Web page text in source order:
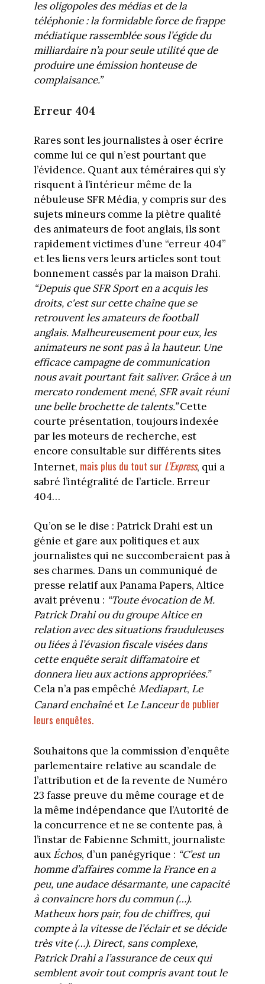
les oligopoles des médias et de la
téléphonie : la formidable force de frappe
médiatique rassemblée sous l’égide du
milliardaire n’a pour seule utilité que de
produire une émission honteuse de
complaisance.”
Erreur 404
Rares sont les journalistes à oser écrire
comme lui ce qui n’est pourtant que
l’évidence. Quant aux téméraires qui s’y
risquent à l’intérieur même de la
nébuleuse SFR Média, y compris sur des
sujets mineurs comme la piètre qualité
des animateurs de foot anglais, ils sont
rapidement victimes d’une “erreur 404”
et les liens vers leurs articles sont tout
bonnement cassés par la maison Drahi.
“Depuis que SFR Sport en a acquis les
droits, c'est sur cette chaîne que se
retrouvent les amateurs de football
anglais. Malheureusement pour eux, les
animateurs ne sont pas à la hauteur. Une
efficace campagne de communication
nous avait pourtant fait saliver. Grâce à un
mercato rondement mené, SFR avait réuni
une belle brochette de talents.”Cette
courte présentation, toujours indexée
par les moteurs de recherche, est
encore consultable sur différents sites
Internet, mais plus du tout sur L’Express, qui a
sabré l’intégralité de l’article. Erreur
404…
Qu’on se le dise : Patrick Drahi est un
génie et gare aux politiques et aux
journalistes qui ne succomberaient pas à
ses charmes. Dans un communiqué de
presse relatif aux Panama Papers, Altice
avait prévenu : “Toute évocation de M.
Patrick Drahi ou du groupe Altice en
relation avec des situations frauduleuses
ou liées à l’évasion fiscale visées dans
cette enquête serait diffamatoire et
donnera lieu aux actions appropriées.”
Cela n’a pas empêché Mediapart, Le
Canard enchaînéet Le Lanceur de publier
leurs enquêtes.
Souhaitons que la commission d’enquête
parlementaire relative au scandale de
l’attribution et de la revente de Numéro
23 fasse preuve du même courage et de
la même indépendance que l’Autorité de
la concurrence et ne se contente pas, à
l’instar de Fabienne Schmitt, journaliste
aux Échos, d’un panégyrique : “C’est un
homme d’affaires comme la France en a
peu, une audace désarmante, une capacité
à convaincre hors du commun (…).
Matheux hors pair, fou de chiffres, qui
compte à la vitesse de l’éclair et se décide
très vite (…). Direct, sans complexe,
Patrick Drahi a l’assurance de ceux qui
semblent avoir tout compris avant tout le